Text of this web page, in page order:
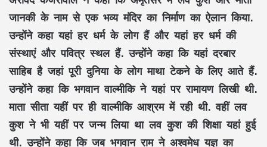
जानकी के नाम से एक भव्य मंदिर का निर्माण का ऐलान किया.
उन्होंने कहा यहां हर धर्म के लोग हैं और यहां हर धर्म की
संस्थाएं और पवित्र स्थल हैं. उन्होंने कहा कि यहां दरबार
साहिब है जहां पूरी दुनिया के लोग माथा टेकने के लिए आते हैं.
उन्होंने कहा कि भगवान वाल्मीकि ने यहां पर रामायण लिखी थी.
माता सीता यहीं पर ही वाल्मीकि आश्रम में रही थी. वहीं लव
कुश ने भी यहीं पर जन्म लिया था लव कुश की शिक्षा यहां हुई
थी. उन्होंने कहा कि जब भगवान राम ने अश्वमेध यज्ञ का